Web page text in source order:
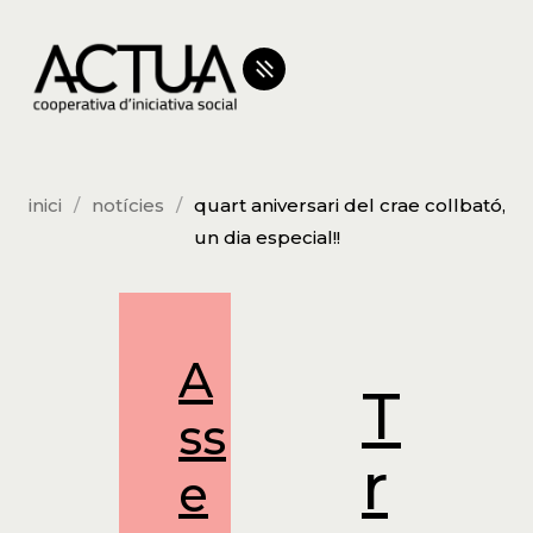
inici notícies
quart aniversari del crae collbató,
un dia especial!!
A
ss
e
T
r